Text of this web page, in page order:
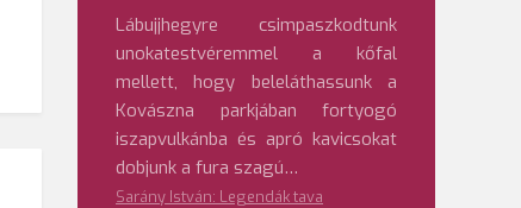
Lábujjhegyre csimpaszkodtunk
unokatestvéremmel a kőfal
mellett, hogy beleláthassunk a
Kovászna parkjában fortyogó
iszapvulkánba és apró kavicsokat
dobjunk a fura szagú…
Sarány István: Legendák tava